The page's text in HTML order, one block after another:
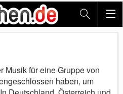
Musik für eine Gruppe von
haben, um